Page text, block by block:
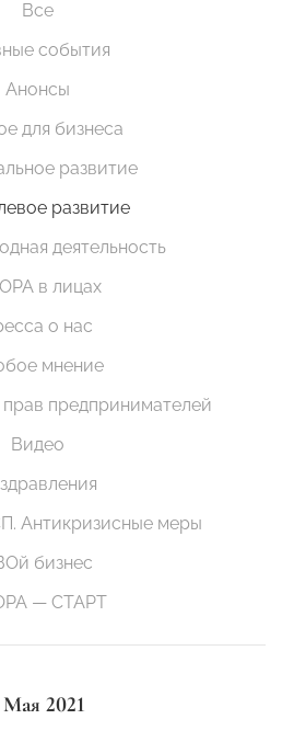
Все
события
Анонсы
для бизнеса
развитие
развитие
деятельность
в лицах
о нас
мнение
предпринимателей
Видео
Антикризисные меры
бизнес
— СТАРТ
2021